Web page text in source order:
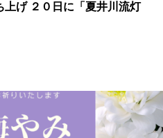
上げ ２０日に「夏井川流灯